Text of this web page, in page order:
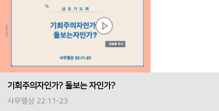
기회주의자인가? 돌보는 자인가?
사무엘상 22:11-23